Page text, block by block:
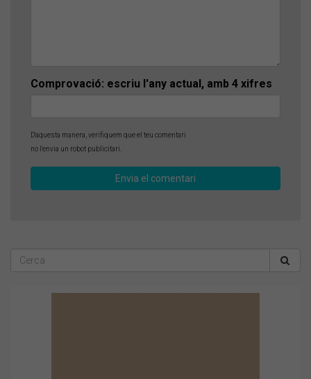
Comprovació: escriu l'any actual, amb 4 xifres
D'aquesta manera, verifiquem que el teu comentari
no l'envia un robot publicitari.